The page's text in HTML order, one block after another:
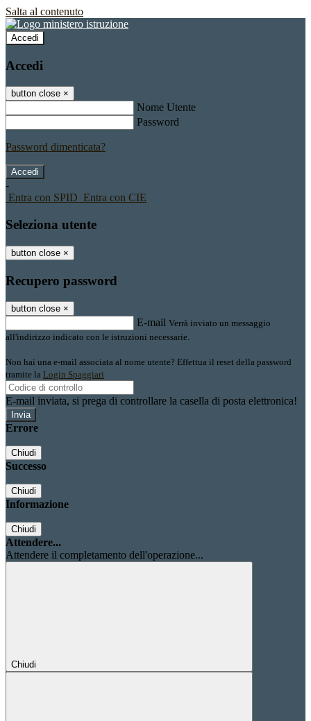
Salta al contenuto
Accedi
Accedi
button close ×
Nome Utente
Password
Password dimenticata?
-
Entra con SPID Entra con CIE
Seleziona utente
button close ×
Recupero password
button close ×
E-mail Verrà inviato un messaggio
all'indirizzo indicato con le istruzioni necessarie.
Non hai una e-mail associata al nome utente? Effettua il reset della password
tramite la Login Spaggiari
E-mail inviata, si prega di controllare la casella di posta elettronica!
Errore
Chiudi
Successo
Chiudi
Informazione
Chiudi
Attendere...
Attendere il completamento dell'operazione...
Chiudi